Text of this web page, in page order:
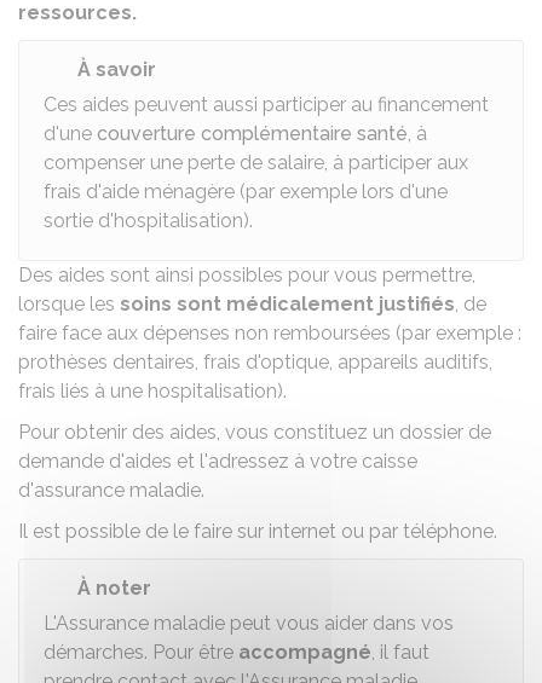
ressources.
À savoir
Ces aides peuvent aussi participer au financement
d'une couverture complémentaire santé, à
compenser une perte de salaire, à participer aux
frais d'aide ménagère (par exemple lors d'une
sortie d'hospitalisation).
Des aides sont ainsi possibles pour vous permettre,
lorsque les soins sont médicalement justifiés, de
faire face aux dépenses non remboursées (par exemple :
prothèses dentaires, frais d'optique, appareils auditifs,
frais liés à une hospitalisation).
Pour obtenir des aides, vous constituez un dossier de
demande d'aides et l'adressez à votre caisse
d'assurance maladie.
Il est possible de le faire sur internet ou par téléphone.
À noter
L'Assurance maladie peut vous aider dans vos
démarches. Pour être accompagné, il faut